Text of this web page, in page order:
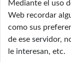
Mediante el uso
Web recordar
como sus
de ese servidor,
le interesan, etc.